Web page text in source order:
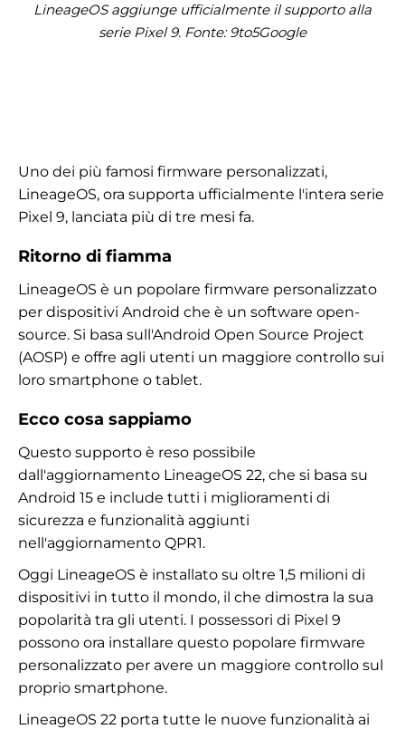
LineageOS aggiunge ufficialmente il supporto alla
serie Pixel 9. Fonte: 9to5Google
Uno dei più famosi firmware personalizzati,
LineageOS, ora supporta ufficialmente l'intera serie
Pixel 9, lanciata più di tre mesi fa.
Ritorno di fiamma
LineageOS è un popolare firmware personalizzato
per dispositivi Android che è un software open-
source. Si basa sull'Android Open Source Project
(AOSP) e offre agli utenti un maggiore controllo sui
loro smartphone o tablet.
Ecco cosa sappiamo
Questo supporto è reso possibile
dall'aggiornamento LineageOS 22, che si basa su
Android 15 e include tutti i miglioramenti di
sicurezza e funzionalità aggiunti
nell'aggiornamento QPR1.
Oggi LineageOS è installato su oltre 1,5 milioni di
dispositivi in tutto il mondo, il che dimostra la sua
popolarità tra gli utenti. I possessori di Pixel 9
possono ora installare questo popolare firmware
personalizzato per avere un maggiore controllo sul
proprio smartphone.
LineageOS 22 porta tutte le nuove funzionalità ai